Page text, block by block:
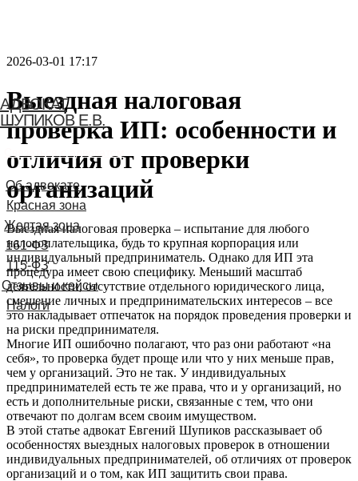
АДВОКАТ
ШУПИКОВ Е.В.
2026-03-01 17:17
Выездная налоговая
проверка ИП: особенности и
отличия от проверки
организаций
Выездная налоговая проверка – испытание для любого
налогоплательщика, будь то крупная корпорация или
индивидуальный предприниматель. Однако для ИП эта
процедура имеет свою специфику. Меньший масштаб
деятельности, отсутствие отдельного юридического лица,
смешение личных и предпринимательских интересов – все
это накладывает отпечаток на порядок проведения проверки и
на риски предпринимателя.
Многие ИП ошибочно полагают, что раз они работают «на
себя», то проверка будет проще или что у них меньше прав,
чем у организаций. Это не так. У индивидуальных
предпринимателей есть те же права, что и у организаций, но
есть и дополнительные риски, связанные с тем, что они
отвечают по долгам всем своим имуществом.
В этой статье адвокат Евгений Шупиков рассказывает об
особенностях выездных налоговых проверок в отношении
индивидуальных предпринимателей, об отличиях от проверок
организаций и о том, как ИП защитить свои права.